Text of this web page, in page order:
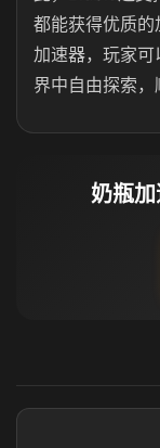
都能获得优质
加速器，玩家
界中自由探索，
奶瓶